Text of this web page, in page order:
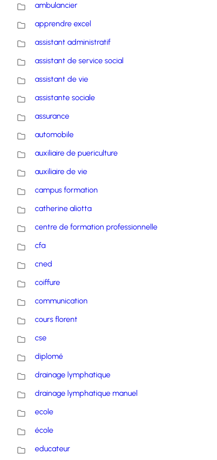
ambulancier
apprendre excel
assistant administratif
assistant de service social
assistant de vie
assistante sociale
assurance
automobile
auxiliaire de puericulture
auxiliaire de vie
campus formation
catherine aliotta
centre de formation professionnelle
cfa
cned
coiffure
communication
cours florent
cse
diplomé
drainage lymphatique
drainage lymphatique manuel
ecole
école
educateur